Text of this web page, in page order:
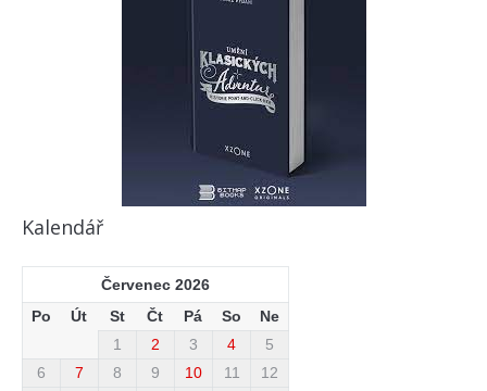
Kalendář
Červenec 2026
Po
Út St Čt Pá So Ne
1 2 3 4
5
6
7 8 9 10 11
12